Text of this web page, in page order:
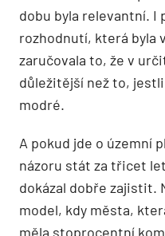
dobu byla relevantní. I
rozhodnutí, která byla
zaručovala to, že v
důležitější než to,
modré.
A pokud jde o územní
názoru stát za třicet
dokázal dobře zajistit.
model, kdy města,
měla stoprocentní